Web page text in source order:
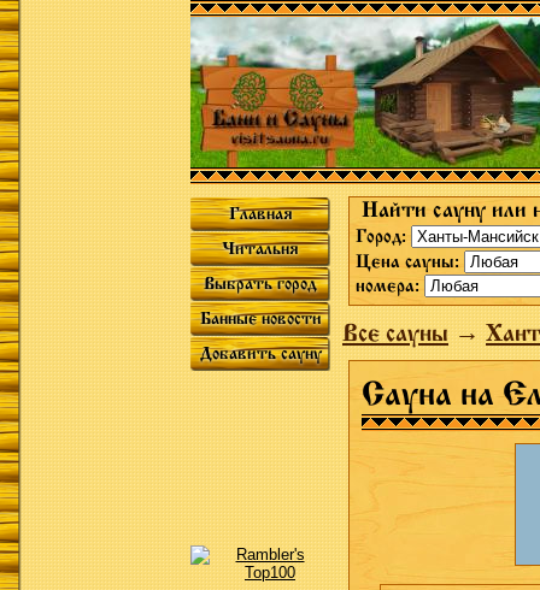
Главная
Читальня
Выбрать город
Банные новости
Добавить сауну
Найти сауну или
Город:
Цена сауны:
номера:
Все сауны→
Сауна на